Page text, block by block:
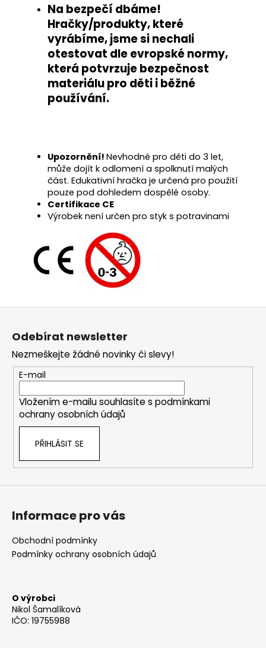
Na bezpečí dbáme!
Hračky/produkty, které
vyrábíme, jsme si nechali
otestovat dle evropské normy,
která potvrzujebezpečnost
materiálu pro děti i běžné
používání.
Upozornění! Nevhodné pro děti do 3 let,
může dojít k odlomení a spolknutí malých
část. Edukativní hračka je určená pro použití
pouze pod dohledem dospělé osoby.
Certifikace CE
Výrobek není určen pro styk s potravinami
Z
Odebírat newsletter
Nezmeškejte žádné novinky či slevy!
E-mail
Vložením e-mailu souhlasíte s podmínkami
ochrany osobních údajů
PŘIHLÁSIT SE
Informace pro vás
Obchodní podmínky
Podmínky ochrany osobních údajů
O výrobci
Nikol Šamalíková
IČO: 19755988